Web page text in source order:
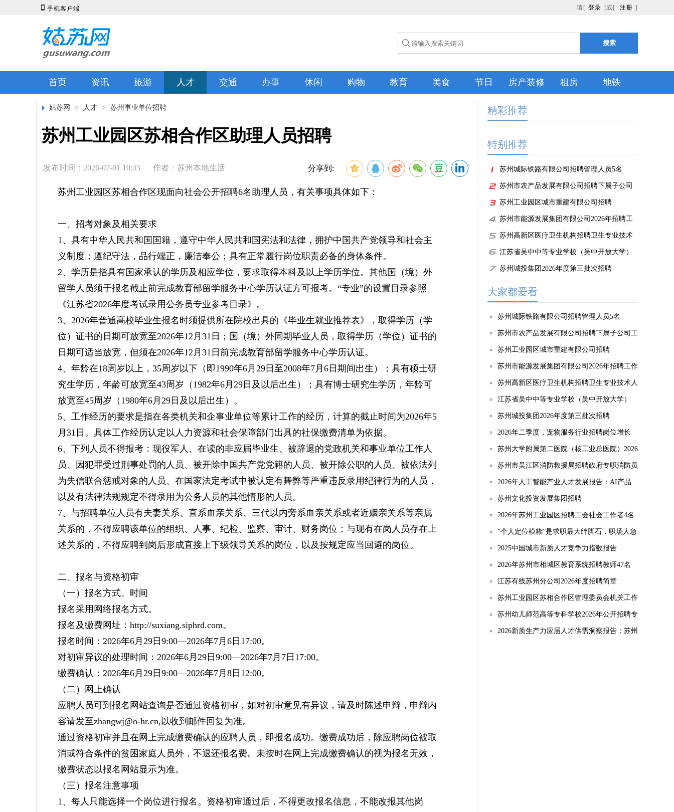
 手机客户端 请[ 登录 ]或[ 注册 ]
 搜索
首页 资讯 旅游 人才 交通 办事 休闲 购物 教育 美食 节日 房产装修 租房 地铁
姑苏网 > 人才 > 苏州事业单位招聘
苏州工业园区苏相合作区助理人员招聘
发布时间：2026-07-01 10:45 作者：苏州本地生活 分享到:
苏州工业园区苏相合作区现面向社会公开招聘6名助理人员，有关事项具体如下：
一、招考对象及相关要求
1、具有中华人民共和国国籍，遵守中华人民共和国宪法和法律，拥护中国共产党领导和社会主
义制度；遵纪守法，品行端正，廉洁奉公；具有正常履行岗位职责必备的身体条件。
2、学历是指具有国家承认的学历及相应学位，要求取得本科及以上学历学位。其他国（境）外
留学人员须于报名截止前完成教育部留学服务中心学历认证方可报考。“专业”的设置目录参照
《江苏省2026年度考试录用公务员专业参考目录》。
3、2026年普通高校毕业生报名时须提供所在院校出具的《毕业生就业推荐表》，取得学历（学
位）证书的日期可放宽至2026年12月31日；国（境）外同期毕业人员，取得学历（学位）证书的
日期可适当放宽，但须在2026年12月31日前完成教育部留学服务中心学历认证。
4、年龄在18周岁以上，35周岁以下（即1990年6月29日至2008年7月6日期间出生）；具有硕士研
究生学历，年龄可放宽至43周岁（1982年6月29日及以后出生）；具有博士研究生学历，年龄可
放宽至45周岁（1980年6月29日及以后出生）。
5、工作经历的要求是指在各类机关和企事业单位等累计工作的经历，计算的截止时间为2026年5
月31日。具体工作经历认定以人力资源和社会保障部门出具的社保缴费清单为依据。
6、下列人员不得报考：现役军人、在读的非应届毕业生、被辞退的党政机关和事业单位工作人
员、因犯罪受过刑事处罚的人员、被开除中国共产党党籍的人员、被开除公职的人员、被依法列
为失信联合惩戒对象的人员、在国家法定考试中被认定有舞弊等严重违反录用纪律行为的人员，
以及有法律法规规定不得录用为公务人员的其他情形的人员。
7、与招聘单位人员有夫妻关系、直系血亲关系、三代以内旁系血亲关系或者近姻亲关系等亲属
关系的，不得应聘该单位的组织、人事、纪检、监察、审计、财务岗位；与现有在岗人员存在上
述关系的，不得应聘到岗后形成直接上下级领导关系的岗位，以及按规定应当回避的岗位。
二、报名与资格初审
（一）报名方式、时间
报名采用网络报名方式。
报名及缴费网址：http://suxiang.siphrd.com。
报名时间：2026年6月29日9:00—2026年7月6日17:00。
对初审异议的处理时间：2026年6月29日9:00—2026年7月7日17:00。
缴费确认：2026年6月29日9:00—2026年7月8日12:00。
（二）网上确认
应聘人员可到报名网站查询是否通过资格初审，如对初审意见有异议，请及时陈述申辩，申辩内
容请发至zhangwj@o-hr.cn,以收到邮件回复为准。
通过资格初审并且在网上完成缴费确认的应聘人员，即报名成功。缴费成功后，除应聘岗位被取
消或符合条件的贫困家庭人员外，不退还报名费。未按时在网上完成缴费确认的视为报名无效，
缴费状态以报名网站显示为准。
（三）报名注意事项
1、每人只能选择一个岗位进行报名。资格初审通过后，不得更改报名信息，不能改报其他岗
精彩推荐
特别推荐
苏州城际铁路有限公司招聘管理人员5名
苏州市农产品发展有限公司招聘下属子公司
工作人员
苏州工业园区城市重建有限公司招聘
苏州市能源发展集团有限公司2026年招聘工
作人员简章（第三批）
苏州高新区医疗卫生机构招聘卫生专业技术
人员61名（编外合同制）
江苏省吴中中等专业学校（吴中开放大学）
2026年公开招聘教师7人
苏州城投集团2026年度第三批次招聘
大家都爱看
苏州城际铁路有限公司招聘管理人员5名
苏州市农产品发展有限公司招聘下属子公司工
作人员
苏州工业园区城市重建有限公司招聘
苏州市能源发展集团有限公司2026年招聘工作
人员简章（第三批）
苏州高新区医疗卫生机构招聘卫生专业技术人
员61名（编外合同制）
江苏省吴中中等专业学校（吴中开放大学）
2026年公开招聘教师7人
苏州城投集团2026年度第三批次招聘
2026年二季度，宠物服务行业招聘岗位增长
43.2%
苏州大学附属第二医院（核工业总医院）2026
年度补充招聘
苏州市吴江区消防救援局招聘政府专职消防员
2026年人工智能产业人才发展报告：AI产品
经理成热门岗位
苏州文化投资发展集团招聘
2026年苏州工业园区招聘工会社会工作者4名
“个人定位模糊”是求职最大绊脚石，职场人急
需“职业定位”助手多数求职者频遇简历难题，
一键诊断优化+定制功能成刚需“终身伙伴”的
2025中国城市新质人才竞争力指数报告
2026年苏州市相城区教育系统招聘教师47名
（事业编制）
江苏有线苏州分公司2026年度招聘简章
苏州工业园区苏相合作区管理委员会机关工作
人员招聘
苏州幼儿师范高等专科学校2026年公开招聘专
任教师及专职辅导员
2026新质生产力应届人才供需洞察报告：苏州